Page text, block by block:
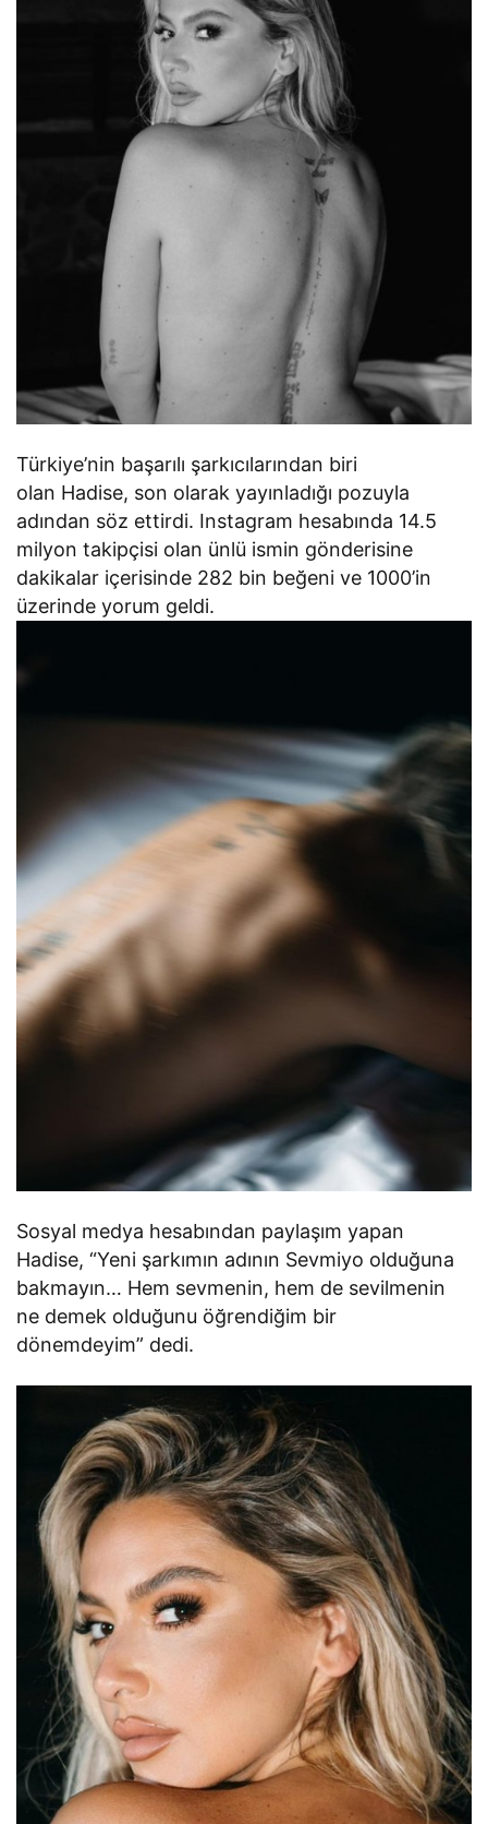
Türkiye’nin başarılı şarkıcılarından biri
olan Hadise, son olarak yayınladığı pozuyla
adından söz ettirdi. Instagram hesabında 14.5
milyon takipçisi olan ünlü ismin gönderisine
dakikalar içerisinde 282 bin beğeni ve 1000’in
üzerinde yorum geldi.
Sosyal medya hesabından paylaşım yapan
Hadise, “Yeni şarkımın adının Sevmiyo olduğuna
bakmayın… Hem sevmenin, hem de sevilmenin
ne demek olduğunu öğrendiğim bir
dönemdeyim” dedi.